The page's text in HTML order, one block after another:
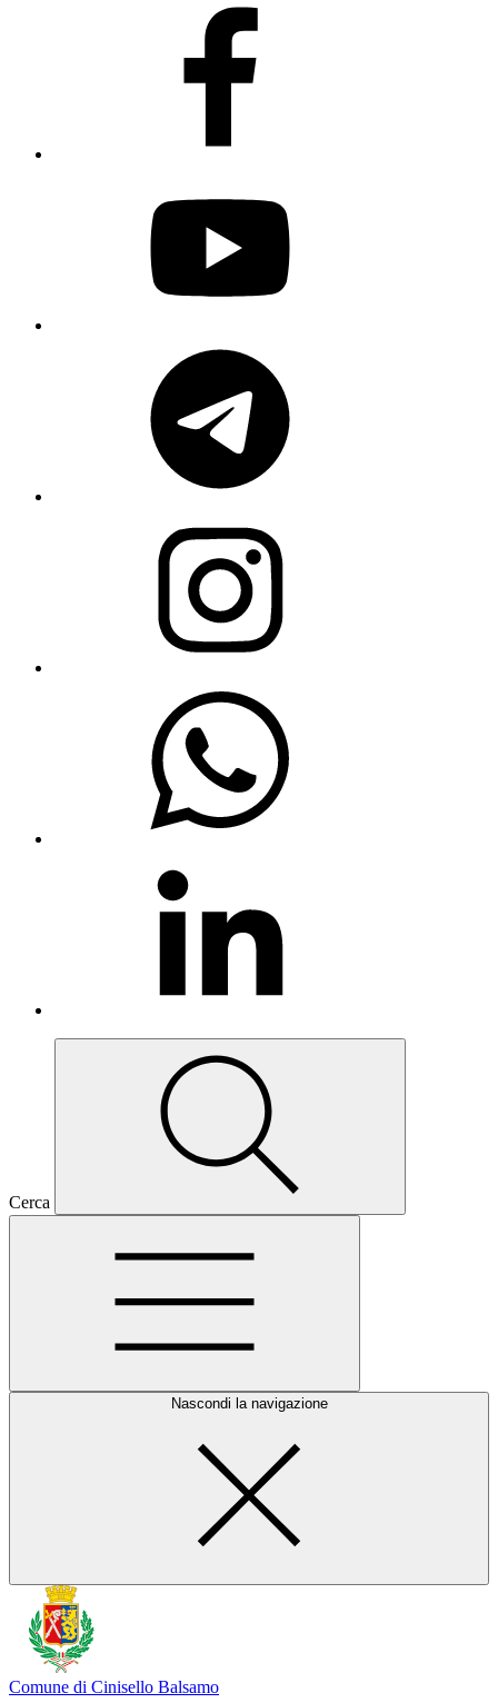
Cerca
Nascondi la navigazione
Comune di Cinisello Balsamo